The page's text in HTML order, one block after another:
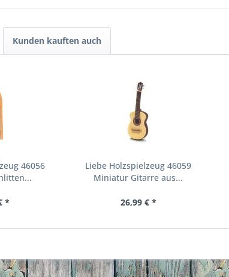
Kunden kauften auch
46056
*
Liebe Holzspielzeug 46059
Miniatur Gitarre aus...
26,99 € *